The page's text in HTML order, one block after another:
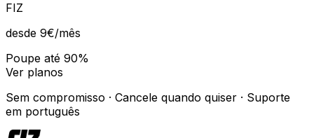
FIZ
desde 9€/mês
Poupe até 90%
Ver planos
Sem compromisso · Cancele quando quiser · Suporte
em português